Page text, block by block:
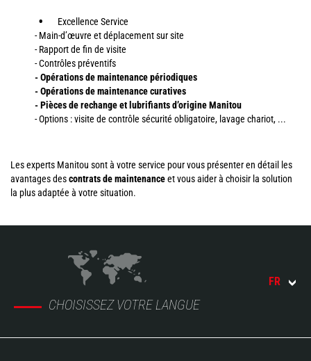
Excellence Service
- Main-d’œuvre et déplacement sur site
- Rapport de fin de visite
- Contrôles préventifs
- Opérations de maintenance périodiques
- Opérations de maintenance curatives
- Pièces de rechange et lubrifiants d’origine Manitou
- Options : visite de contrôle sécurité obligatoire, lavage chariot, ...
Les experts Manitou sont à votre service pour vous présenter en détail les
avantages descontrats de maintenanceet vous aider à choisir la solution
la plus adaptée à votre situation.
CHOISISSEZ VOTRE LANGUE
FR